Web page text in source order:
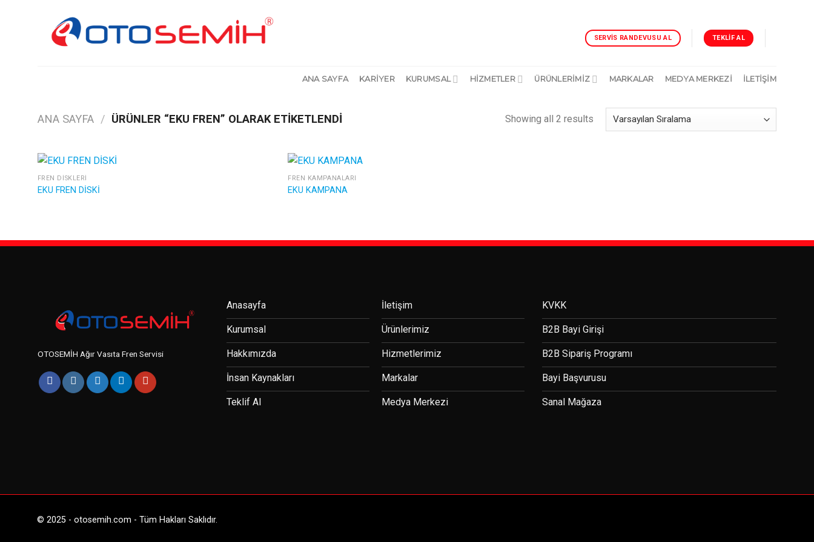
SERVIS RANDEVUSU AL TEKLIF AL
ANA SAYFA KARİYER KURUMSAL HİZMETLER ÜRÜNLERİMİZ MARKALAR MEDYA MERKEZİ İLETIŞIM
ANA SAYFA / ÜRÜNLER “EKU FREN” OLARAK ETIKETLENDI Showing all 2 results
FREN DISKLERI
EKU FREN DİSKİ
FREN KAMPANALARI
EKU KAMPANA
OTOSEMİH Ağır Vasıta Fren Servisi
Anasayfa
Kurumsal
Hakkımızda
İnsan Kaynakları
Teklif Al
İletişim
Ürünlerimiz
Hizmetlerimiz
Markalar
Medya Merkezi
KVKK
B2B Bayi Girişi
B2B Sipariş Programı
Bayi Başvurusu
Sanal Mağaza
© 2025 - otosemih.com - Tüm Hakları Saklıdır.